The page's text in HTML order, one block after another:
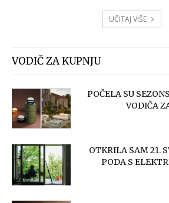
UČITAJ VIŠE
VODIČ ZA KUPNJU
POČELA SU
VODIČA
OTKRILA SAM 21.
PODA S